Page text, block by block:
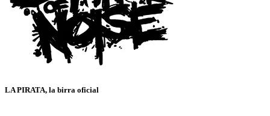
LA PIRATA, la birra oficial